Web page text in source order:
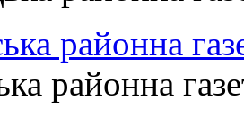
районна
районна